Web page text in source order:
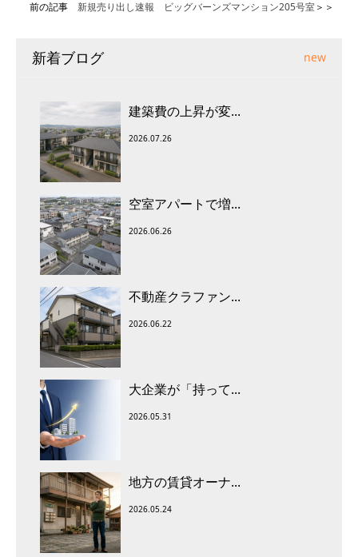
前の記事 新規売り出し速報 ビッグバーンズマンション205号室＞＞
新着ブログ new
建築費の上昇が変...
2026.07.26
空室アパートで増...
2026.06.26
不動産クラファン...
2026.06.22
大企業が「持って...
2026.05.31
地方の賃貸オーナ...
2026.05.24